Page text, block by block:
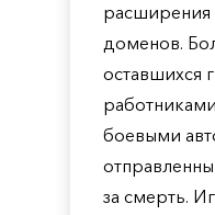
доменов.
оставшихся
боевыми
за смерть.